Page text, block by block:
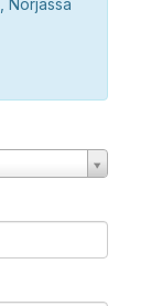
Norjassa